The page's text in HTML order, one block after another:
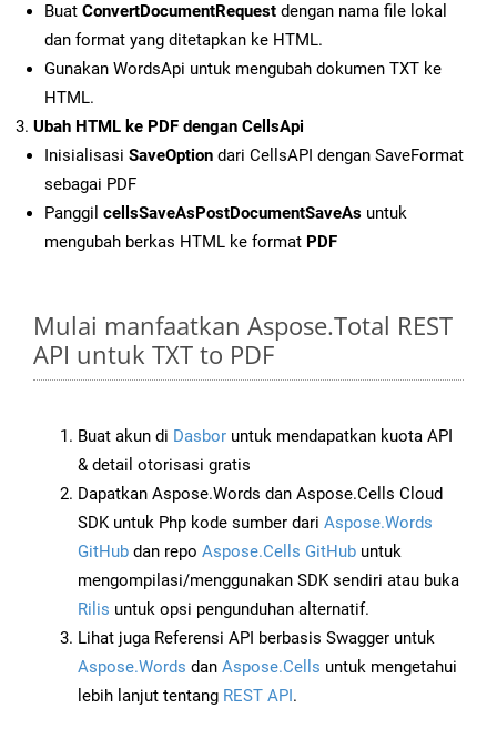
Buat ConvertDocumentRequest dengan nama file lokal
dan format yang ditetapkan ke HTML.
Gunakan WordsApi untuk mengubah dokumen TXT ke
HTML.
Ubah HTML ke PDF dengan CellsApi
Inisialisasi SaveOption dari CellsAPI dengan SaveFormat
sebagai PDF
Panggil cellsSaveAsPostDocumentSaveAs untuk
mengubah berkas HTML ke format PDF
Mulai manfaatkan Aspose.Total REST
API untuk TXT to PDF
Buat akun di Dasbor untuk mendapatkan kuota API
& detail otorisasi gratis
Dapatkan Aspose.Words dan Aspose.Cells Cloud
SDK untuk Php kode sumber dari Aspose.Words
GitHub dan repo Aspose.Cells GitHub untuk
mengompilasi/menggunakan SDK sendiri atau buka
Rilis untuk opsi pengunduhan alternatif.
Lihat juga Referensi API berbasis Swagger untuk
Aspose.Words dan Aspose.Cells untuk mengetahui
lebih lanjut tentang REST API.